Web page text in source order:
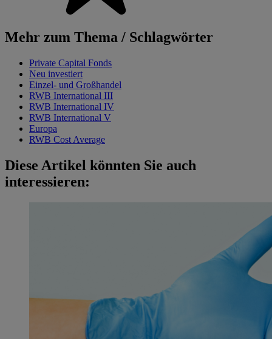
Mehr zum Thema / Schlagwörter
Private Capital Fonds
Neu investiert
Einzel- und Großhandel
RWB International III
RWB International IV
RWB International V
Europa
RWB Cost Average
Diese Artikel könnten Sie auch
interessieren: